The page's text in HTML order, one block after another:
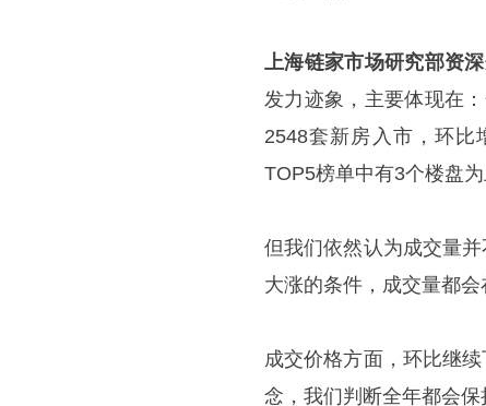
上海链家市场研究部资
发力迹象，主要体现在
2548套新房入市，环比
TOP5榜单中有3个楼盘为
但我们依然认为成交量
大涨的条件，成交量都会
成交价格方面，环比继
念，我们判断全年都会保